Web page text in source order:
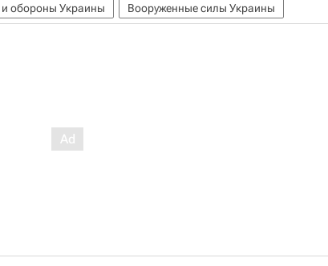
и обороны Украины
Вооруженные силы Украины